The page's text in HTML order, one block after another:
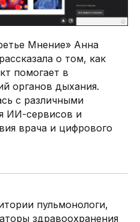
Мнение» Анна
о том, как
помогает в
органов дыхания.
с различными
ИИ-сервисов и
врача и цифрового
пульмонологи,
здравоохранения